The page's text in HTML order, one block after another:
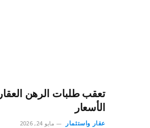
تعقب طلبات الرهن
الأسعار
عقار واستثمار مايو 24, 2026